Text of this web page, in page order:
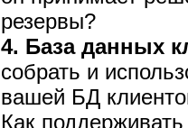
резервы?
4. База данных
собрать и
вашей БД
Как